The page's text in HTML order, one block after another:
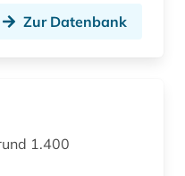
Zur Datenbank
1.400